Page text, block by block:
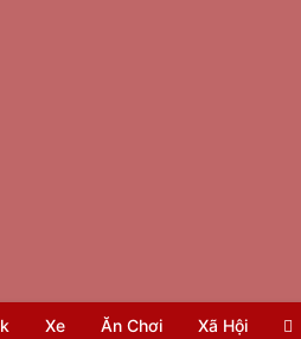
Xe Ăn Chơi Xã Hội